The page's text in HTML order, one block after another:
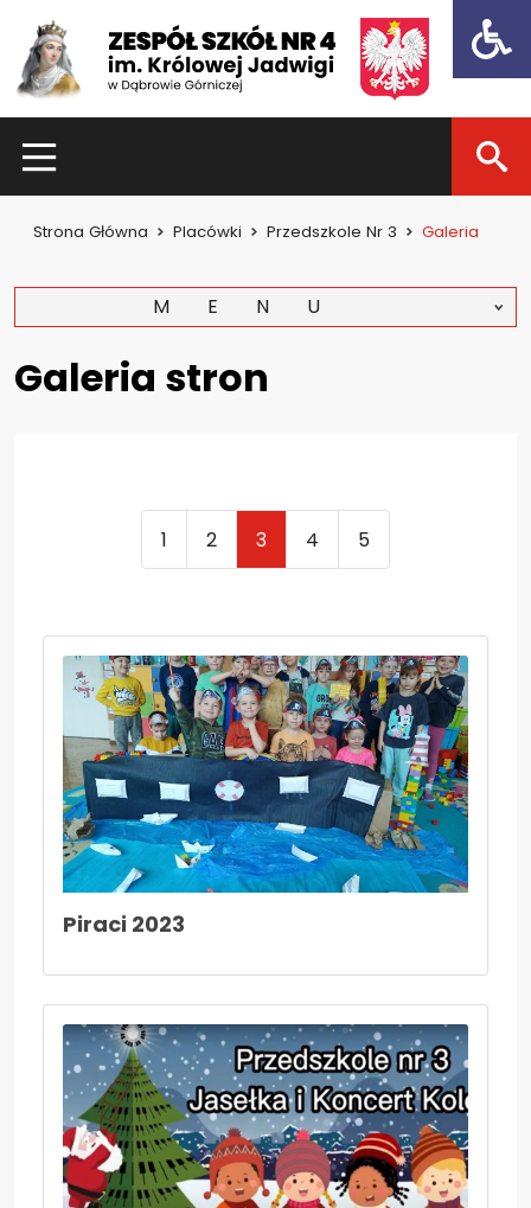
Dzień otwarty 2021
Zajęcia pozalekcyjne
Nieodpłatna pomoc prawna i poradnictwo...
Zajęcia pozalekcyjne
Konkursy
Wszystko o wszawicy
Dla nauczycieli
Kadra nauczycielska
Aktywna tablica
o Ofiarach Holokaustu
Konkurs
Aktualności
Kontakt
Strona Główna Placówki Przedszkole Nr 3 Galeria
MENU
Galeria stron
1 2 3 4 5
Piraci 2023